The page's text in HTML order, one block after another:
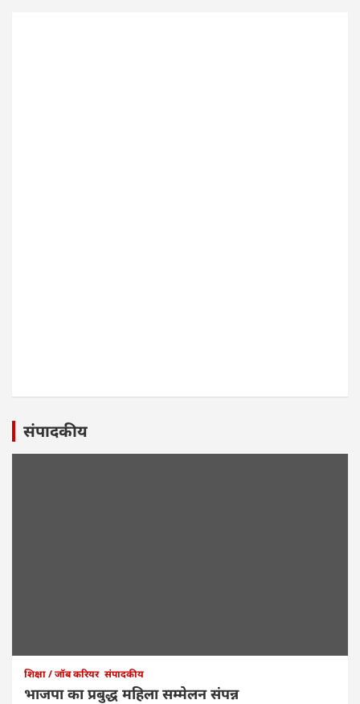
संपादकीय
शिक्षा / जॉब करियर संपादकीय
भाजपा का प्रबुद्ध महिला सम्मेलन संपन्न